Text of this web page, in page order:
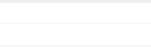
Đá xay